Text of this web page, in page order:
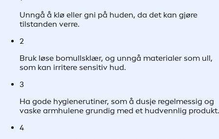
Unngå å klø eller gni på huden, da det kan gjøre
tilstanden verre.
2
Bruk løse bomullsklær, og unngå materialer som ull,
som kan irritere sensitiv hud.
3
Ha gode hygienerutiner, som å dusje regelmessig og
vaske armhulene grundig med et hudvennlig produkt.
4